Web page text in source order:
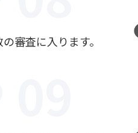
審査に入ります。